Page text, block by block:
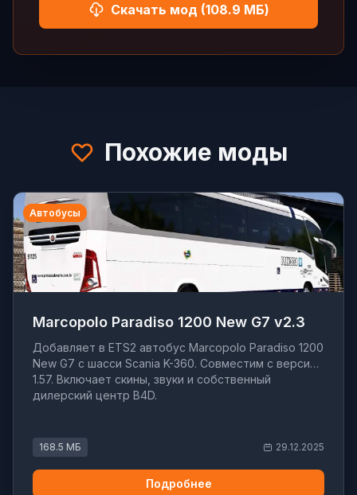
Скачать мод (108.9 МБ)
Похожие моды
Автобусы
Marcopolo Paradiso 1200 New G7 v2.3
Добавляет в ETS2 автобус Marcopolo Paradiso 1200
New G7 с шасси Scania K-360. Совместим с версией
1.57. Включает скины, звуки и собственный
дилерский центр B4D.
168.5 МБ 29.12.2025
Подробнее